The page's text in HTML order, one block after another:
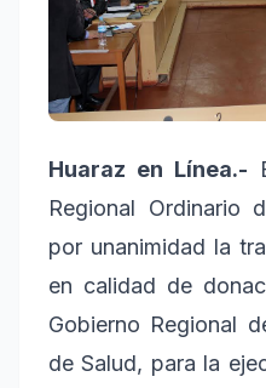
Huaraz en Línea.-
Regional Ordinario
por unanimidad la
en calidad de
Gobierno Regional
de Salud, para la